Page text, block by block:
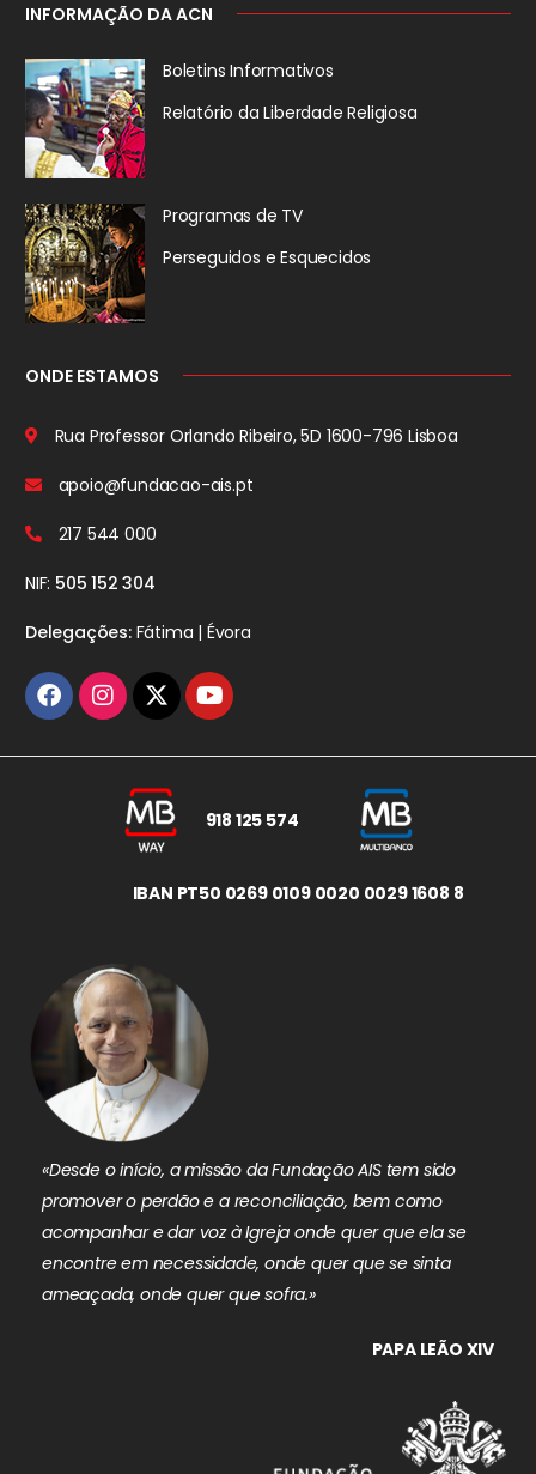
INFORMAÇÃO DA ACN
Boletins Informativos
Relatório da Liberdade Religiosa
Programas de TV
Perseguidos e Esquecidos
ONDE ESTAMOS
Rua Professor Orlando Ribeiro, 5D 1600-796 Lisboa
apoio@fundacao-ais.pt
217 544 000
NIF: 505 152 304
Delegações:Fátima | Évora
918 125 574
IBAN PT50 0269 0109 0020 0029 1608 8
«Desde o início, a missão da Fundação AIS tem sido
promover o perdão e a reconciliação, bem como
acompanhar e dar voz à Igreja onde quer que ela se
encontre em necessidade, onde quer que se sinta
ameaçada, onde quer que sofra.»
PAPA LEÃO XIV